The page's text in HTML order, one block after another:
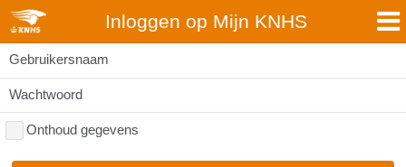
Inloggen op Mijn KNHS
Gebruikersnaam
Wachtwoord
Onthoud gegevens